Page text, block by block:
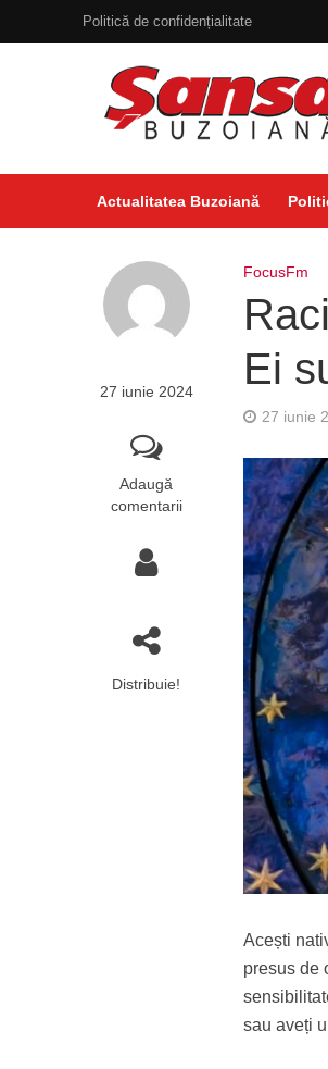
Politică de confidențialitate
Actualitatea Buzoiană
27 iunie 2024
Adaugă
comentarii
Distribuie!
FocusFm
Ei
27 iunie
Acești
presus de
sau aveți